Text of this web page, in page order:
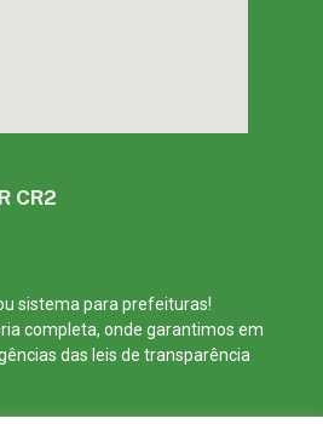
CR2
sistema para prefeituras!
completa, onde garantimos em
das leis de transparência